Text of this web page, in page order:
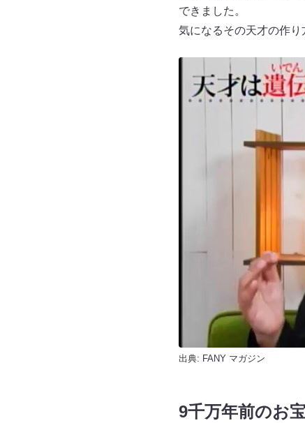
できました。
気になるその天才の作り
出典: FANY マガジン
9千万年前のお